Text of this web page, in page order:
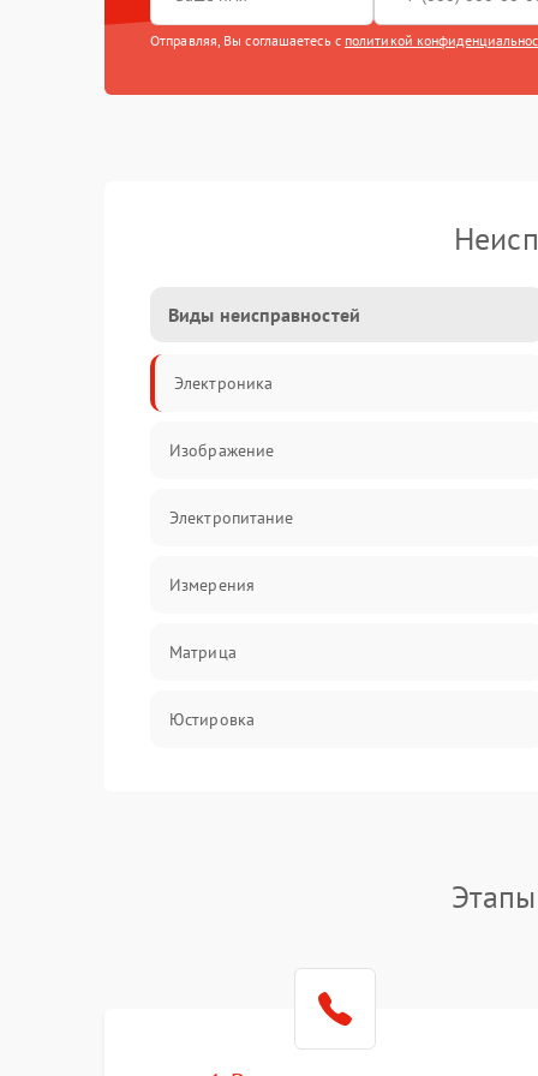
Отправляя, Вы соглашаетесь с политикой
Виды неисправностей
Электроника
Изображение
Электропитание
Измерения
Матрица
Юстировка